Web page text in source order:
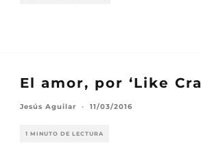
El amor, por ‘Like
Jesús Aguilar · 11/03/2016
1 MINUTO DE LECTURA